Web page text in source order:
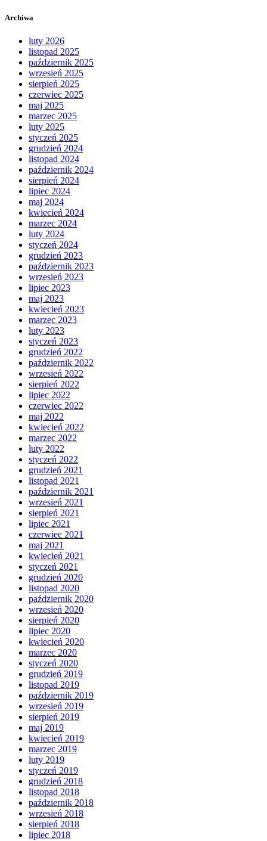
Archiwa
luty 2026
listopad 2025
październik 2025
wrzesień 2025
sierpień 2025
czerwiec 2025
maj 2025
marzec 2025
luty 2025
styczeń 2025
grudzień 2024
listopad 2024
październik 2024
sierpień 2024
lipiec 2024
maj 2024
kwiecień 2024
marzec 2024
luty 2024
styczeń 2024
grudzień 2023
październik 2023
wrzesień 2023
lipiec 2023
maj 2023
kwiecień 2023
marzec 2023
luty 2023
styczeń 2023
grudzień 2022
październik 2022
wrzesień 2022
sierpień 2022
lipiec 2022
czerwiec 2022
maj 2022
kwiecień 2022
marzec 2022
luty 2022
styczeń 2022
grudzień 2021
listopad 2021
październik 2021
wrzesień 2021
sierpień 2021
lipiec 2021
czerwiec 2021
maj 2021
kwiecień 2021
styczeń 2021
grudzień 2020
listopad 2020
październik 2020
wrzesień 2020
sierpień 2020
lipiec 2020
kwiecień 2020
marzec 2020
styczeń 2020
grudzień 2019
listopad 2019
październik 2019
wrzesień 2019
sierpień 2019
maj 2019
kwiecień 2019
marzec 2019
luty 2019
styczeń 2019
grudzień 2018
listopad 2018
październik 2018
wrzesień 2018
sierpień 2018
lipiec 2018